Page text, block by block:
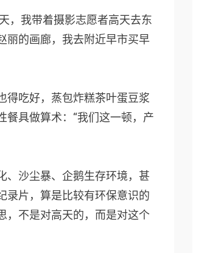
，我带着摄影志愿者高天去东
丽的画廊，我去附近早市买早
得吃好，蒸包炸糕茶叶蛋豆浆
餐具做算术：“我们这一顿，产
、沙尘暴、企鹅生存环境，甚
录片，算是比较有环保意识的
，不是对高天的，而是对这个